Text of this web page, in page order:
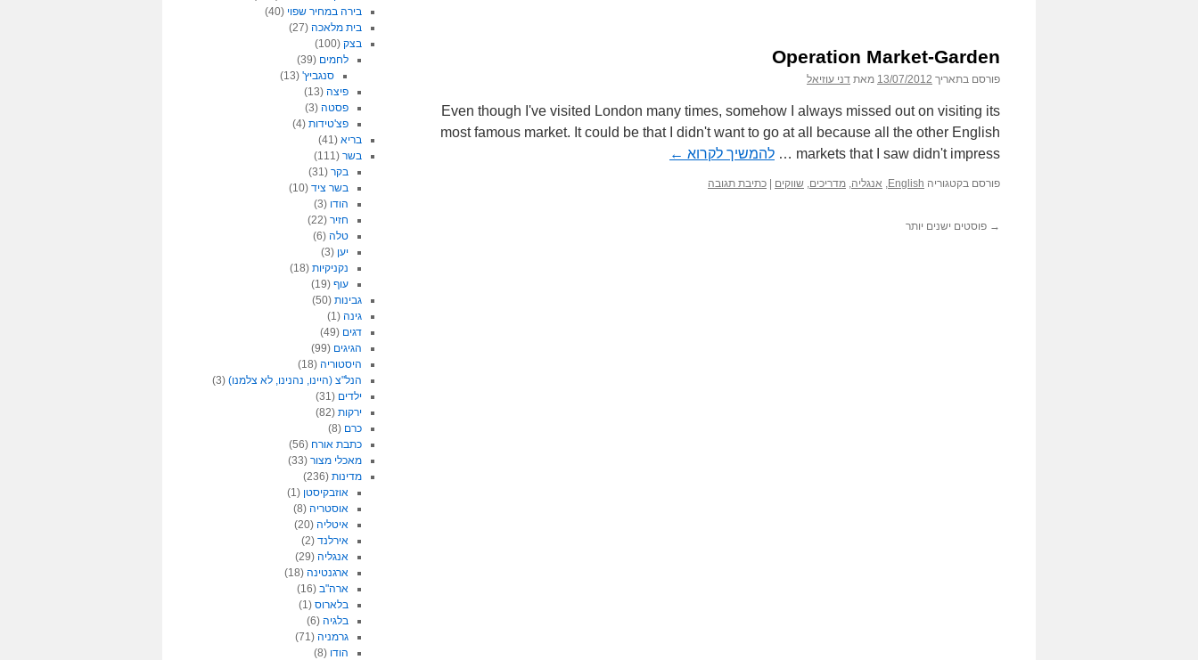
Operation Market-Garden
פורסם בתאריך 13/07/2012 מאת דני עוזיאל
Even though I've visited London many times, somehow I always missed out on visiting its
most famous market. It could be that I didn't want to go at all because all the other English
markets that I saw didn't impress …
להמשיך לקרוא ←
פורסם בקטגוריה English
, אנגליה, מדריכים, שווקים כתיבת תגובה
→ פוסטים ישנים יותר
בירה במחיר שפוי (40)
בית מלאכה(27)
בצק(100)
לחמים (39)
סנגביץ'(13)
פיצה (13)
פסטה (3)
פצ'טידות (4)
בריא(41)
בשר(111)
בקר (31)
בשר ציד (10)
הודו (3)
חזיר (22)
טלה (6)
יען (3)
נקניקיות (18)
עוף (19)
גבינות(50)
גינה(1)
דגים (49)
הגיגים (99)
היסטוריה(18)
הנל"צ (היינו, נהנינו, לא צלמנו)(3)
ילדים (31)
ירקות(82)
כרם (8)
כתבת אורח (56)
מאכלי מצור(33)
מדינות(236)
אוזבקיסטן (1)
אוסטריה (8)
איטליה (20)
אירלנד (2)
אנגליה (29)
ארגנטינה (18)
ארה"ב (16)
בלארוס (1)
בלגיה (6)
גרמניה (71)
הודו (8)